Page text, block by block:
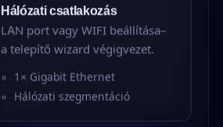
Hálózati csatlakozás
LAN port vagy WIFI beállítása–
a telepítő wizard végigvezet.
1× Gigabit Ethernet
Hálózati szegmentáció